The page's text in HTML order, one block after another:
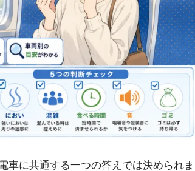
車に共通する一つの答えでは決められま